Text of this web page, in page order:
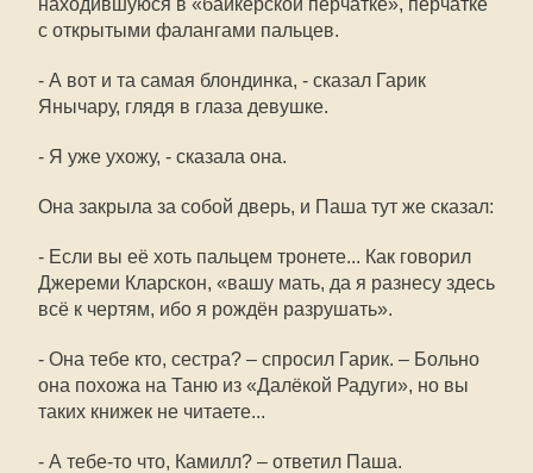
находившуюся в «байкерской перчатке», перчатке
с открытыми фалангами пальцев.
- А вот и та самая блондинка, - сказал Гарик
Янычару, глядя в глаза девушке.
- Я уже ухожу, - сказала она.
Она закрыла за собой дверь, и Паша тут же сказал:
- Если вы её хоть пальцем тронете... Как говорил
Джереми Кларскон, «вашу мать, да я разнесу здесь
всё к чертям, ибо я рождён разрушать».
- Она тебе кто, сестра? – спросил Гарик. – Больно
она похожа на Таню из «Далёкой Радуги», но вы
таких книжек не читаете...
- А тебе-то что, Камилл? – ответил Паша.